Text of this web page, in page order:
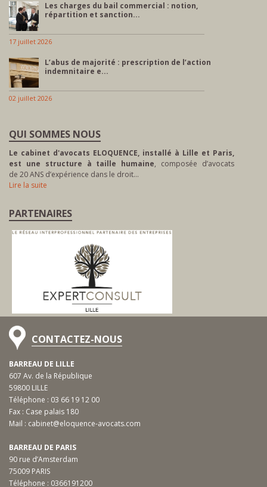
Les charges du bail commercial : notion,
répartition et sanction...
17 juillet 2026
L’abus de majorité : prescription de l’action
indemnitaire e...
02 juillet 2026
QUI SOMMES NOUS
Le cabinet d'avocats ELOQUENCE, installé à Lille et Paris,
est une structure à taille humaine, composée d’avocats
de 20 ANS d’expérience dans le droit…
Lire la suite
PARTENAIRES
CONTACTEZ-NOUS
BARREAU DE LILLE
607 Av. de la République
59800 LILLE
Téléphone : 03 66 19 12 00
Fax : Case palais 180
Mail : cabinet@eloquence-avocats.com
BARREAU DE PARIS
90 rue d’Amsterdam
75009 PARIS
Téléphone : 0366191200